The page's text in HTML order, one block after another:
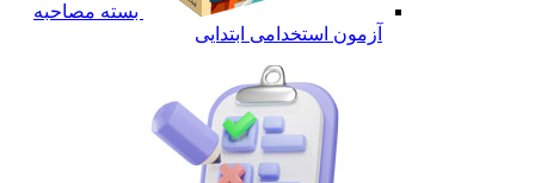
بسته مصاحبه
آزمون استخدامی ابتدایی